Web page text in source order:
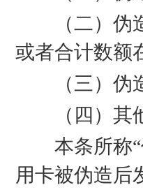
（二）伪造
或者合计数额
（三）伪造
（四）其他
本条所称“
用卡被伪造后